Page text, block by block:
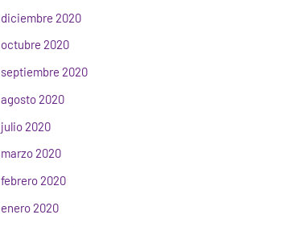
diciembre 2020
octubre 2020
septiembre 2020
agosto 2020
julio 2020
marzo 2020
febrero 2020
enero 2020